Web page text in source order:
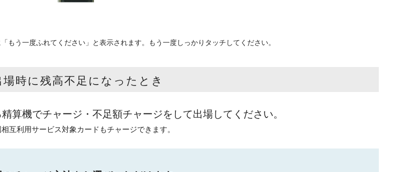
う一度ふれてください」と表示されます。もう一度しっかりタッチしてください。
場時に残高不足になったとき
算機でチャージ・不足額チャージをして出場してください。
互利用サービス対象カードもチャージできます。